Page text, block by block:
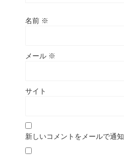
名前 ※
メール ※
サイト
新しいコメントをメールで通知